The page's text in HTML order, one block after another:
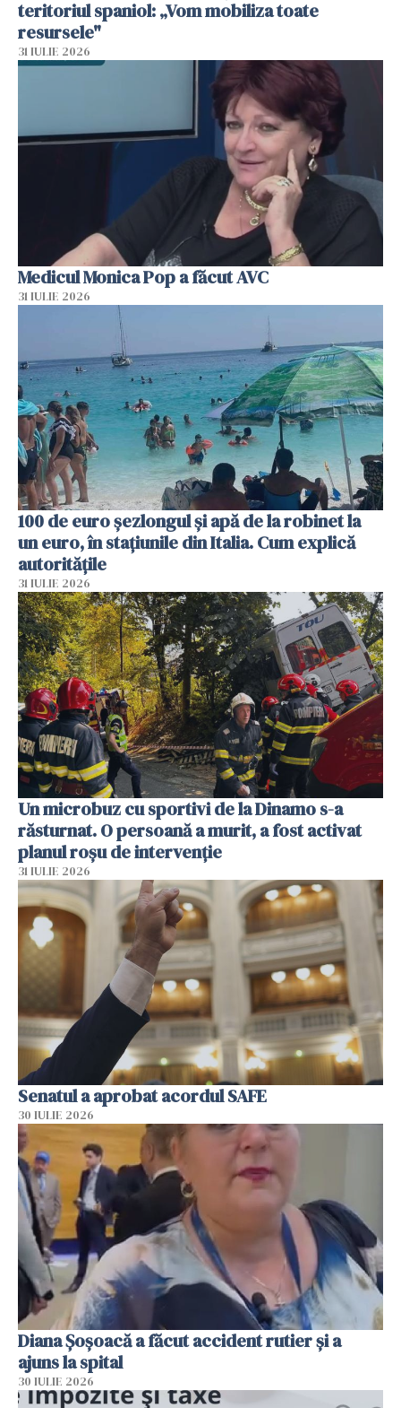
teritoriul spaniol: „Vom mobiliza toate
resursele"
31 IULIE 2026
Medicul Monica Pop a făcut AVC
31 IULIE 2026
100 de euro șezlongul și apă de la robinet la
un euro, în stațiunile din Italia. Cum explică
autoritățile
31 IULIE 2026
Un microbuz cu sportivi de la Dinamo s-a
răsturnat. O persoană a murit, a fost activat
planul roșu de intervenție
31 IULIE 2026
Senatul a aprobat acordul SAFE
30 IULIE 2026
Diana Șoșoacă a făcut accident rutier și a
ajuns la spital
30 IULIE 2026